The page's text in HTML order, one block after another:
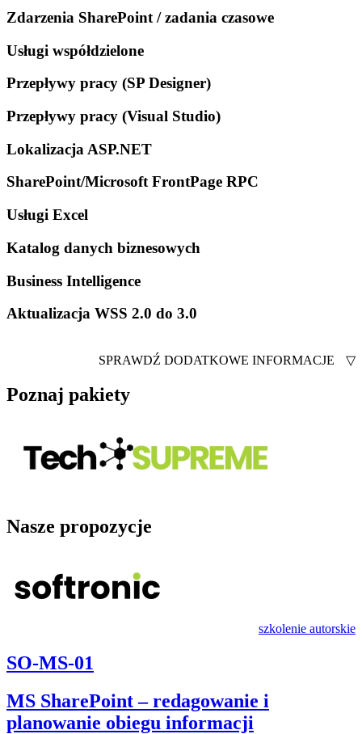
Zdarzenia SharePoint / zadania czasowe
Usługi współdzielone
Przepływy pracy (SP Designer)
Przepływy pracy (Visual Studio)
Lokalizacja ASP.NET
SharePoint/Microsoft FrontPage RPC
Usługi Excel
Katalog danych biznesowych
Business Intelligence
Aktualizacja WSS 2.0 do 3.0
SPRAWDŹ DODATKOWE INFORMACJE ▽
Poznaj pakiety
Nasze propozycje
szkolenie autorskie
SO-MS-01
MS SharePoint – redagowanie i
planowanie obiegu informacji